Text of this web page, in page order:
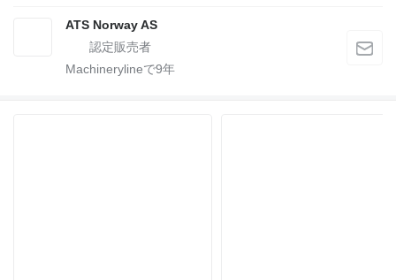
ATS Norway AS
Machinerylineで9年